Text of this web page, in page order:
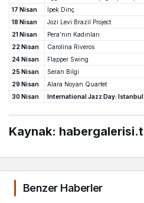
17 Nisan
İpek Dinç
18 Nisan
Jozi Levi Brazil Project
21 Nisan
Pera’nın Kadınları
22 Nisan
Carolina Riveros
24 Nisan
Flapper Swing
25 Nisan
Seran Bilgi
29 Nisan
Alara Noyan Quartet
30 Nisan
International Jazz Day:
Kaynak:
Benzer Haberler